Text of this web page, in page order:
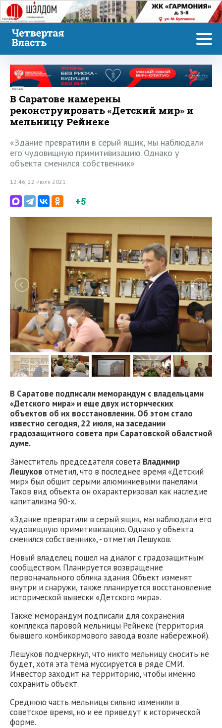
Реклама
Реклама
В Саратове намерены
реконструировать «Детский мир» и
мельницу Рейнеке
«Здание превратили в серый ящик, мы наблюдали
его чудовищную примитивизацию. Однако у
объекта сменился собственник»
12:46, 22 июля 2021
+5
В Саратове подписали меморандум с владельцами
«Детского мира» и еще двух исторических
объектов об их восстановлении. Об этом стало
известно сегодня, 22 июля, на заседании
градозащитного совета при Саратовской обалстной
думе.
Заместитель председателя совета Владимир
Лешуков отметил, что в последнее время «Детский
мир» был обшит серыми алюминиевыми панелями.
Таков вид объекта он охарактеризовал как наследие
капитализма 90-х.
«Здание превратили в серый ящик, мы наблюдали его
чудовищную примитивизацию. Однако у объекта
сменился собственник», - отметил Лешуков.
Новый владелец пошел на диалог с градозащитным
сообществом. Планируется возвращение
первоначального облика здания. Объект изменят
внутри и снаружи, также планируется восстановление
исторической вывески «Детского мира».
Также меморандум подписали для сохранения
комплекса паровой мельницы Рейнеке (территория
бывшего комбикормового завода возле набережной).
Лешуков подчеркнул, что никто мельницу сносить не
будет, хотя эта тема муссируется в ряде СМИ.
Инвестор заходит на территорию, чтобы именно
сохранить объект.
Среднюю часть мельницы сильно изменили в
советское время, но и ее приведут к исторической
форме.